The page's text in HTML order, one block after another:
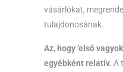
vásárlókat,
tulajdonosának.
Az, hogy ’első
egyébként relatív. A